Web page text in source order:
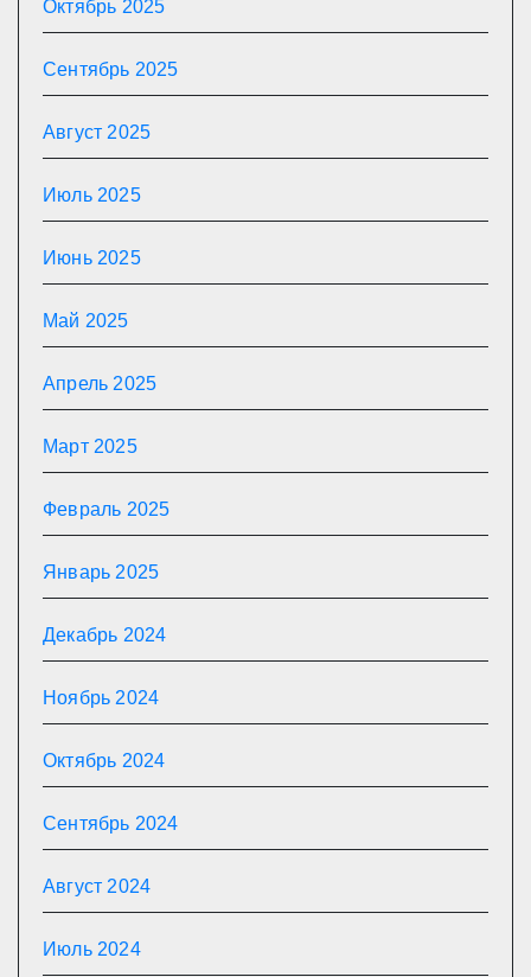
Октябрь 2025
Сентябрь 2025
Август 2025
Июль 2025
Июнь 2025
Май 2025
Апрель 2025
Март 2025
Февраль 2025
Январь 2025
Декабрь 2024
Ноябрь 2024
Октябрь 2024
Сентябрь 2024
Август 2024
Июль 2024